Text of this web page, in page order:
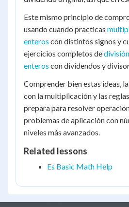
Este mismo principio de
usando cuando practicas
enteros con distintos signos y
ejercicios completos de
enteros con dividendos y
Comprender bien estas ideas,
con la multiplicación y las
prepara para resolver
problemas de aplicación con
niveles más avanzados.
Related lessons
Es Basic Math Help